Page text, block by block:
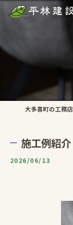
施工例紹介
2026/06/13